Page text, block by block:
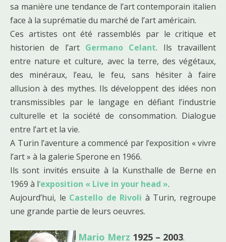
sa manière une tendance de l’art contemporain italien
face à la suprématie du marché de l’art américain.
Ces artistes ont été rassemblés par le critique et
historien de l’art Germano Celant. Ils travaillent
entre nature et culture, avec la terre, des végétaux,
des minéraux, l’eau, le feu, sans hésiter à faire
allusion à des mythes. Ils développent des idées non
transmissibles par le langage en défiant l’industrie
culturelle et la société de consommation. Dialogue
entre l’art et la vie.
A Turin l’aventure a commencé par l’exposition « vivre
l’art » à la galerie Sperone en 1966.
Ils sont invités ensuite à la Kunsthalle de Berne en
1969 à l‘exposition « Live in your head ».
Aujourd’hui, le Castello de Rivoli à Turin, regroupe
une grande partie de leurs oeuvres.
Mario Merz 1925 – 2003.